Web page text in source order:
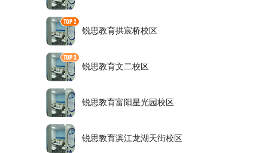
锐思教育拱宸桥校区
锐思教育文二校区
锐思教育富阳星光园校区
锐思教育滨江龙湖天街校区